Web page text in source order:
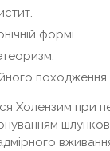
формі.
походження.
Холензим при